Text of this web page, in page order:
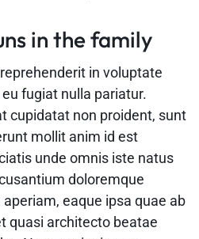
in the family
in voluptate
fugiat nulla pariatur.
cupidatat non proident, sunt
mollit anim id est
unde omnis iste natus
doloremque
eaque ipsa quae ab
quasi architecto beatae